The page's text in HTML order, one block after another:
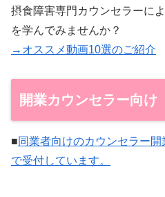
摂食障害専門カウンセラーに
を学んでみませんか？
→オススメ動画10選のご紹介
開業カウンセラー向け
■同業者向けのカウンセラー
で受付しています。